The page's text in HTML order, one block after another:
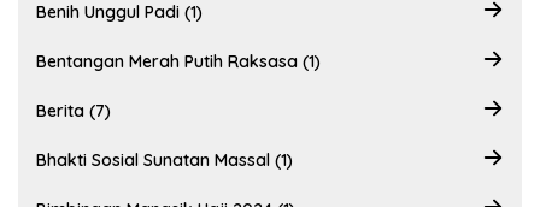
Benih Unggul Padi (1)
Bentangan Merah Putih Raksasa (1)
Berita (7)
Bhakti Sosial Sunatan Massal (1)